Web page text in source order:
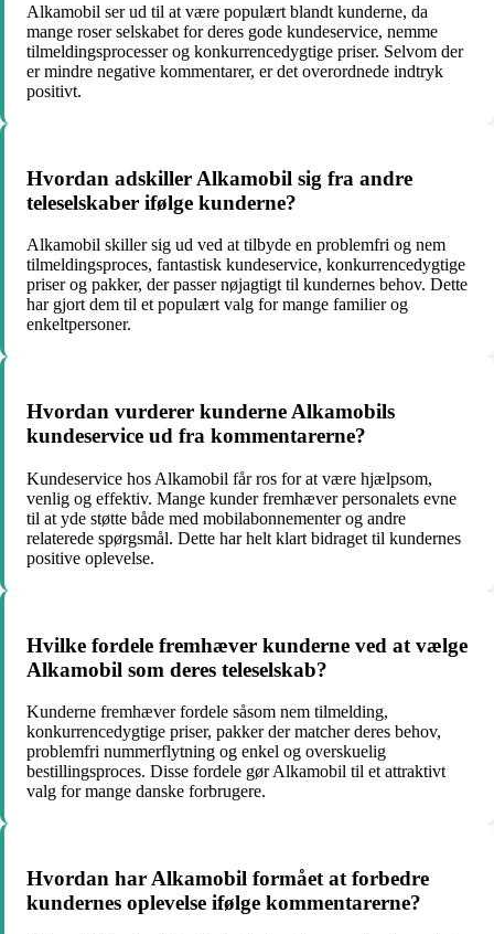
Alkamobil ser ud til at være populært blandt kunderne, da
mange roser selskabet for deres gode kundeservice, nemme
tilmeldingsprocesser og konkurrencedygtige priser. Selvom der
er mindre negative kommentarer, er det overordnede indtryk
positivt.
Hvordan adskiller Alkamobil sig fra andre
teleselskaber ifølge kunderne?
Alkamobil skiller sig ud ved at tilbyde en problemfri og nem
tilmeldingsproces, fantastisk kundeservice, konkurrencedygtige
priser og pakker, der passer nøjagtigt til kundernes behov. Dette
har gjort dem til et populært valg for mange familier og
enkeltpersoner.
Hvordan vurderer kunderne Alkamobils
kundeservice ud fra kommentarerne?
Kundeservice hos Alkamobil får ros for at være hjælpsom,
venlig og effektiv. Mange kunder fremhæver personalets evne
til at yde støtte både med mobilabonnementer og andre
relaterede spørgsmål. Dette har helt klart bidraget til kundernes
positive oplevelse.
Hvilke fordele fremhæver kunderne ved at vælge
Alkamobil som deres teleselskab?
Kunderne fremhæver fordele såsom nem tilmelding,
konkurrencedygtige priser, pakker der matcher deres behov,
problemfri nummerflytning og enkel og overskuelig
bestillingsproces. Disse fordele gør Alkamobil til et attraktivt
valg for mange danske forbrugere.
Hvordan har Alkamobil formået at forbedre
kundernes oplevelse ifølge kommentarerne?